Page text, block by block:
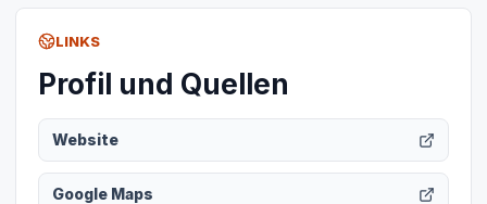
LINKS
Profil und Quellen
Website
Google Maps